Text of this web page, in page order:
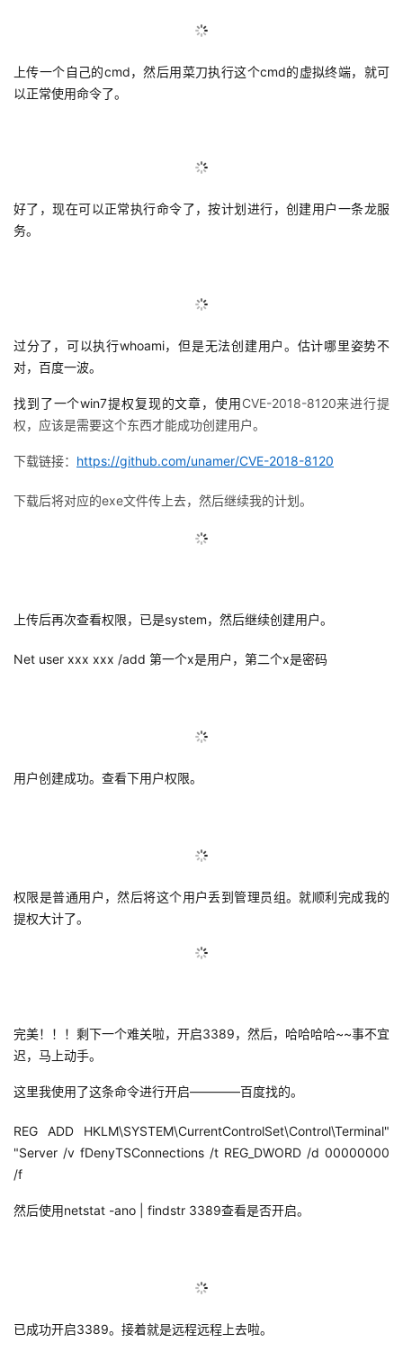
上传一个自己的cmd，然后用菜刀执行这个cmd的虚拟终端，就可
以正常使用命令了。
好了，现在可以正常执行命令了，按计划进行，创建用户一条龙服
务。
过分了，可以执行whoami，但是无法创建用户。估计哪里姿势不
对，百度一波。
找到了一个win7提权复现的文章，使用CVE-2018-8120来进行提
权，应该是需要这个东西才能成功创建用户。
下载链接： https://github.com/unamer/CVE-2018-8120
下载后将对应的exe文件传上去，然后继续我的计划。
上传后再次查看权限，已是system，然后继续创建用户。
Net user xxx xxx /add 第一个x是用户，第二个x是密码
用户创建成功。查看下用户权限。
权限是普通用户，然后将这个用户丢到管理员组。就顺利完成我的
提权大计了。
完美！！！剩下一个难关啦，开启3389，然后，哈哈哈哈~~事不宜
迟，马上动手。
这里我使用了这条命令进行开启————百度找的。
REG ADD HKLM\SYSTEM\CurrentControlSet\Control\Terminal"
"Server /v fDenyTSConnections /t REG_DWORD /d 00000000
/f
然后使用netstat -ano | findstr 3389查看是否开启。
已成功开启3389。接着就是远程远程上去啦。